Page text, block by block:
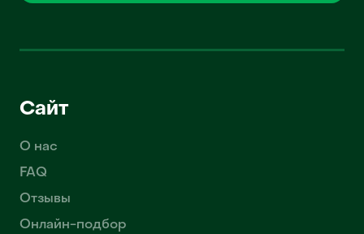
Сайт
О нас
FAQ
Отзывы
Онлайн-подбор